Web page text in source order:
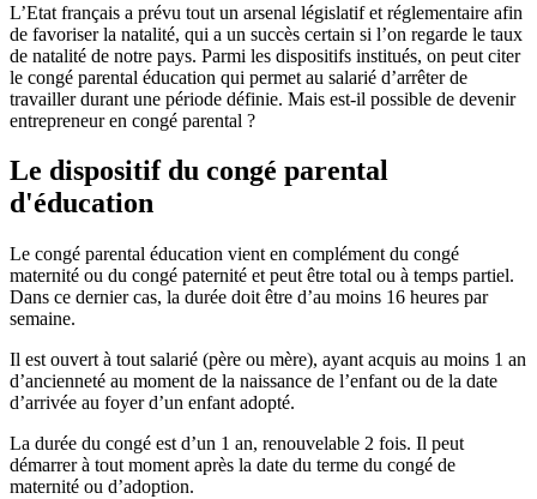
L’Etat français a prévu tout un arsenal législatif et réglementaire afin
de favoriser la natalité, qui a un succès certain si l’on regarde le taux
de natalité de notre pays. Parmi les dispositifs institués, on peut citer
le congé parental éducation qui permet au salarié d’arrêter de
travailler durant une période définie. Mais est-il possible de devenir
entrepreneur en congé parental ?
Le dispositif du congé parental
d'éducation
Le congé parental éducation vient en complément du congé
maternité ou du congé paternité et peut être total ou à temps partiel.
Dans ce dernier cas, la durée doit être d’au moins 16 heures par
semaine.
Il est ouvert à tout salarié (père ou mère), ayant acquis au moins 1 an
d’ancienneté au moment de la naissance de l’enfant ou de la date
d’arrivée au foyer d’un enfant adopté.
La durée du congé est d’un 1 an, renouvelable 2 fois. Il peut
démarrer à tout moment après la date du terme du congé de
maternité ou d’adoption.